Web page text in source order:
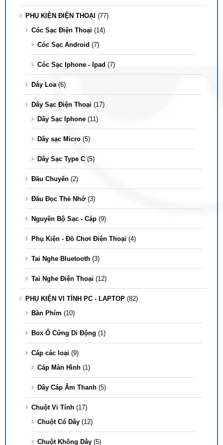
PHỤ KIỆN ĐIỆN THOẠI (77)
Cóc Sạc Điện Thoại (14)
Cóc Sạc Android (7)
Cóc Sạc Iphone - Ipad (7)
Dây Loa (6)
Dây Sạc Điện Thoại (17)
Dây Sạc Iphone (11)
Dây sạc Micro (5)
Dây Sạc Type C (5)
Đầu Chuyển (2)
Đầu Đọc Thẻ Nhớ (3)
Nguyên Bộ Sạc - Cáp (9)
Phụ Kiện - Đồ Chơi Điện Thoại (4)
Tai Nghe Bluetooth (3)
Tai Nghe Điện Thoại (12)
PHỤ KIỆN VI TÍNH PC - LAPTOP (82)
Bàn Phím (10)
Box Ổ Cứng Di Động (1)
Cáp các loại (9)
Cáp Màn Hình (1)
Dây Cáp Âm Thanh (5)
Chuột Vi Tính (17)
Chuột Có Dây (12)
Chuột Không Dây (5)